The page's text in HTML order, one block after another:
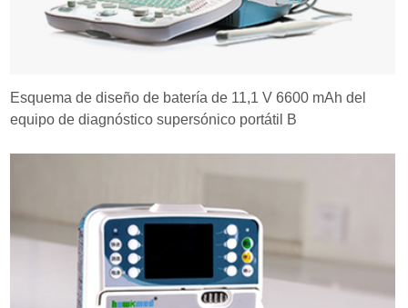
Esquema de diseño de batería de 11,1 V 6600 mAh del
equipo de diagnóstico supersónico portátil B